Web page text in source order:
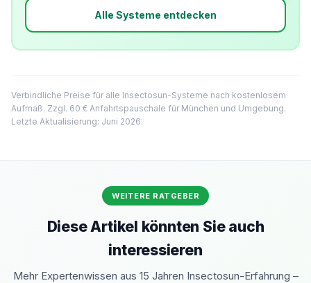
Alle Systeme entdecken
Verbindliche Preise für alle Insectosun-Systeme nach kostenlosem
Aufmaß. Zzgl. 60 € Anfahrtspauschale für München und Umgebung.
Letzte Aktualisierung: Juni 2026.
WEITERE RATGEBER
Diese Artikel könnten Sie auch
interessieren
Mehr Expertenwissen aus 15 Jahren Insectosun-Erfahrung –